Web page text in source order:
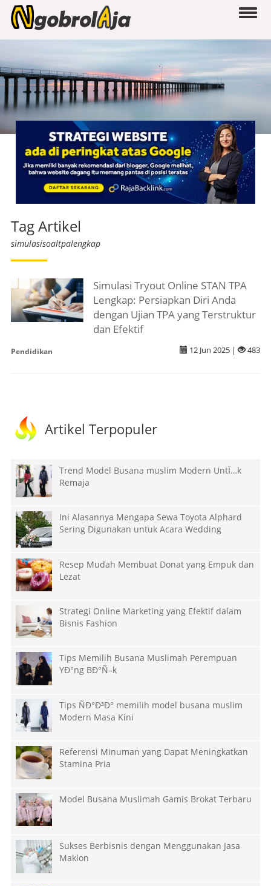
Tag Artikel
simulasisoaltpalengkap
Simulasi Tryout Online STAN TPA
Lengkap: Persiapkan Diri Anda
dengan Ujian TPA yang Terstruktur
dan Efektif
Pendidikan 12 Jun 2025 | 483
Artikel Terpopuler
Trend Model Busana muslim Modern UntÏ…k
Remaja
Ini Alasannya Mengapa Sewa Toyota Alphard
Sering Digunakan untuk Acara Wedding
Resep Mudah Membuat Donat yang Empuk dan
Lezat
Strategi Online Marketing yang Efektif dalam
Bisnis Fashion
Tips Memilih Busana Muslimah Perempuan
YÐ°ng BÐ°Ñ–k
Tips ÑÐ°Ð³Ð° memilih model busana muslim
Modern Masa Kini
Referensi Minuman yang Dapat Meningkatkan
Stamina Pria
Model Busana Muslimah Gamis Brokat Terbaru
Sukses Berbisnis dengan Menggunakan Jasa
Maklon